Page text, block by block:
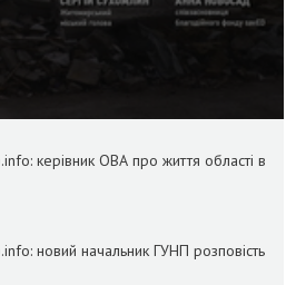
керівник ОВА про життя області в
новий начальник ГУНП розповість